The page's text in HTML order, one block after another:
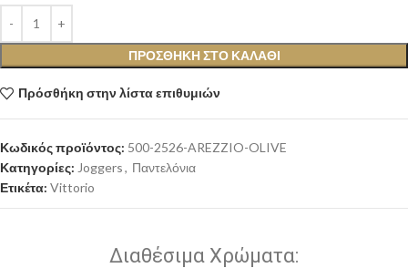
ΠΡΟΣΘΉΚΗ ΣΤΟ ΚΑΛΆΘΙ
Πρόσθήκη στην λίστα επιθυμιών
Κωδικός προϊόντος: 500-2526-AREZZIO-OLIVE
Κατηγορίες: Joggers, Παντελόνια
Ετικέτα: Vittorio
Διαθέσιμα Χρώματα: